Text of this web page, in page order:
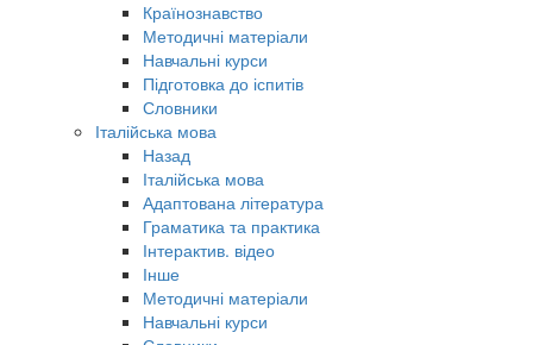
Країнознавство
Методичні матеріали
Навчальні курси
Підготовка до іспитів
Словники
Італійська мова
Назад
Італійська мова
Адаптована література
Граматика та практика
Інтерактив. відео
Інше
Методичні матеріали
Навчальні курси